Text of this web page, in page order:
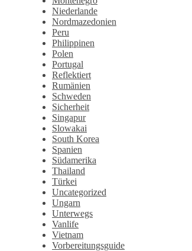
Niederlande
Nordmazedonien
Peru
Philippinen
Polen
Portugal
Reflektiert
Rumänien
Schweden
Sicherheit
Singapur
Slowakai
South Korea
Spanien
Südamerika
Thailand
Türkei
Uncategorized
Ungarn
Unterwegs
Vanlife
Vietnam
Vorbereitungsguide